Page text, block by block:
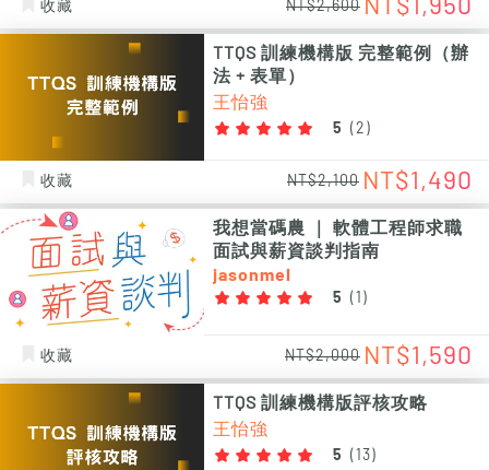
收藏 NT$2,600 NT$1,950
TTQS 訓練機構版 完整範例（辦
法 + 表單）
王怡強
5 ( 2 )
收藏 NT$2,100 NT$1,490
我想當碼農 ｜ 軟體工程師求職
面試與薪資談判指南
jasonmel
5 ( 1 )
收藏 NT$2,000 NT$1,590
TTQS 訓練機構版評核攻略
王怡強
5 ( 13 )